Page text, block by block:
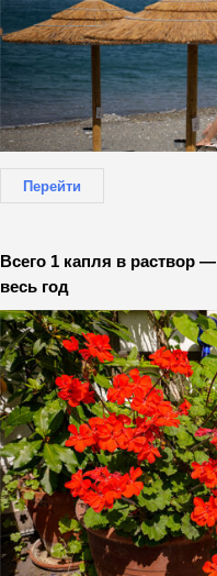
Перейти
Всего 1 капля в раствор — и пеларгония цветёт непрерывно
весь год